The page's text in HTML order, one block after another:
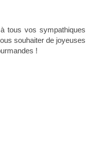
tous vos sympathiques
souhaiter de joyeuses
!